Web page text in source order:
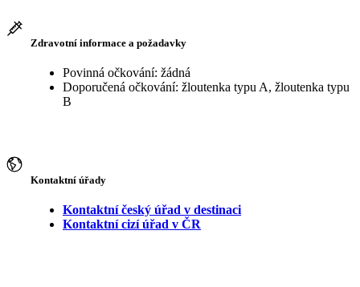
Zdravotní informace a požadavky
Povinná očkování: žádná
Doporučená očkování: žloutenka typu A, žloutenka typu
B
Kontaktní úřady
Kontaktní český úřad v destinaci
Kontaktní cizí úřad v ČR